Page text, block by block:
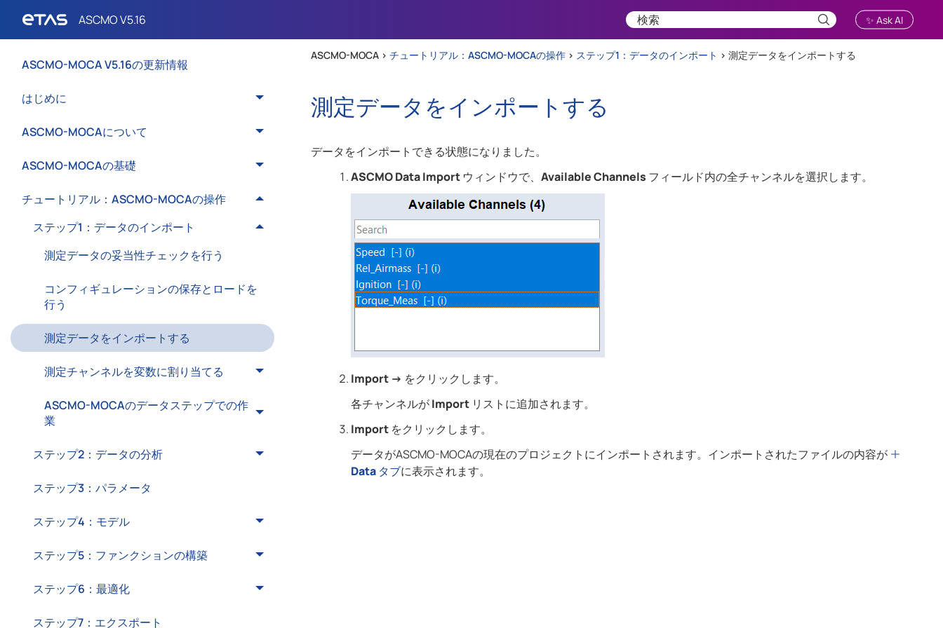
✨ Ask AI
ASCMO-MOCA V5.16の更新情報
はじめに
ASCMO-MOCAについて
ASCMO-MOCAの基礎
チュートリアル：ASCMO-MOCAの操作
ステップ1：データのインポート
測定データの妥当性チェックを行う
コンフィギュレーションの保存とロードを
行う
測定データをインポートする
測定チャンネルを変数に割り当てる
ASCMO-MOCAのデータステップでの作
業
ステップ2：データの分析
ステップ3：パラメータ
ステップ4：モデル
ステップ5：ファンクションの構築
ステップ6：最適化
ステップ7：エクスポート
ASCMO-MOCA > チュートリアル：ASCMO-MOCAの操作 > ステップ1：データのインポート > 測定データをインポートする
測定データをインポートする
データをインポートできる状態になりました。
ASCMO Data Importウィンドウで、 Available Channels フィールド内の全チャンネルを選択します。
Import → をクリックします。
各チャンネルがImportリストに追加されます。
Importをクリックします。
データがASCMO-MOCAの現在のプロジェクトにインポートされます。インポートされたファイルの内容が
Dataタブに表示されます。